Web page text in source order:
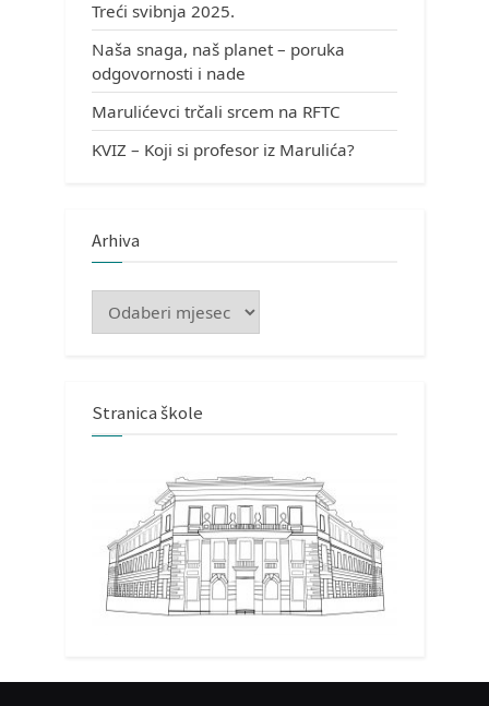
Treći svibnja 2025.
Naša snaga, naš planet – poruka
odgovornosti i nade
Marulićevci trčali srcem na RFTC
KVIZ – Koji si profesor iz Marulića?
Arhiva
Arhiva
Stranica škole